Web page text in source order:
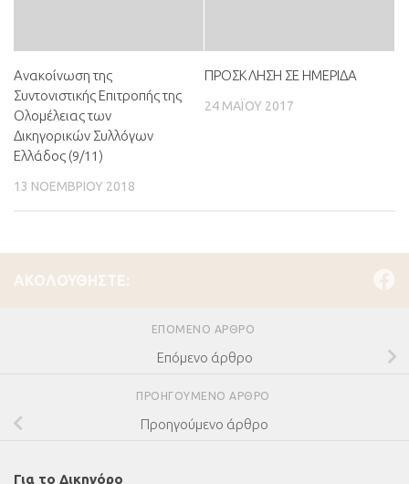
Ανακοίνωση της
Συντονιστικής Επιτροπής της
Ολομέλειας των
Δικηγορικών Συλλόγων
Ελλάδος (9/11)
13 ΝΟΕΜΒΡΊΟΥ 2018
ΠΡΟΣΚΛΗΣΗ ΣΕ ΗΜΕΡΙΔΑ
24 ΜΑΪ́ΟΥ 2017
ΑΚΟΛΟΥΘΉΣΤΕ:
ΕΠΌΜΕΝΟ ΆΡΘΡΟ
Επόμενο άρθρο
ΠΡΟΗΓΟΎΜΕΝΟ ΆΡΘΡΟ
Προηγούμενο άρθρο
Για το Δικηγόρο